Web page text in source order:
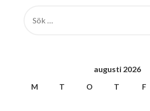
EFTER:
augusti 2026
M T O T F